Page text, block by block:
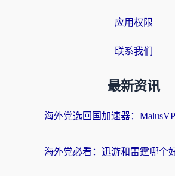
应用权限
联系我们
最新资讯